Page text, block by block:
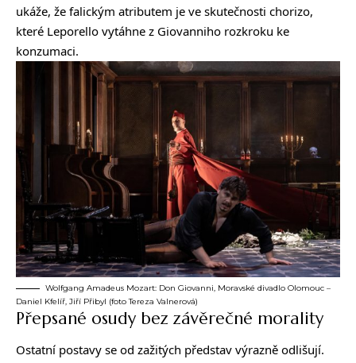
ukáže, že falickým atributem je ve skutečnosti chorizo,
které Leporello vytáhne z Giovanniho rozkroku ke
konzumaci.
Wolfgang Amadeus Mozart: Don Giovanni, Moravské divadlo Olomouc –
Daniel Kfelíř, Jiří Přibyl (foto Tereza Valnerová)
Přepsané osudy bez závěrečné morality
Ostatní postavy se od zažitých představ výrazně odlišují.